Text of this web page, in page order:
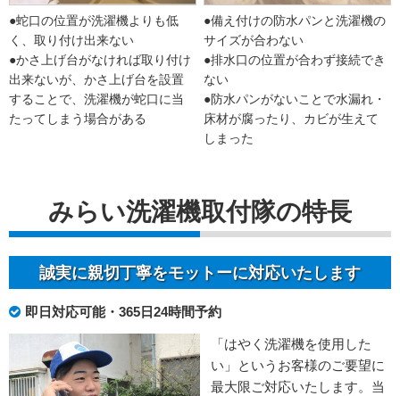
●蛇口の位置が洗濯機よりも低
く、取り付け出来ない
●かさ上げ台がなければ取り付け
出来ないが、かさ上げ台を設置
することで、洗濯機が蛇口に当
たってしまう場合がある
●備え付けの防水パンと洗濯機の
サイズが合わない
●排水口の位置が合わず接続でき
ない
●防水パンがないことで水漏れ・
床材が腐ったり、カビが生えて
しまった
みらい洗濯機取付隊の特長
誠実に親切丁寧をモットーに対応いたします
即日対応可能・365日24時間予約
「はやく洗濯機を使用した
い」というお客様のご要望に
最大限ご対応いたします。当